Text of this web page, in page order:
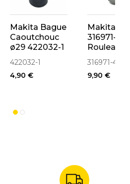
Makita Bague
Caoutchouc
ø29 422032-1
422032-1
4,90 €
Makita
316971-4
Rouleau
Entraîneur
pour
ponceuse
316971-4
9,90 €